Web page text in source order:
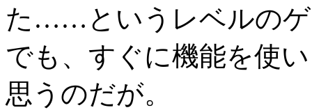
た……というレベルのゲ
でも、すぐに機能を使
思うのだが。